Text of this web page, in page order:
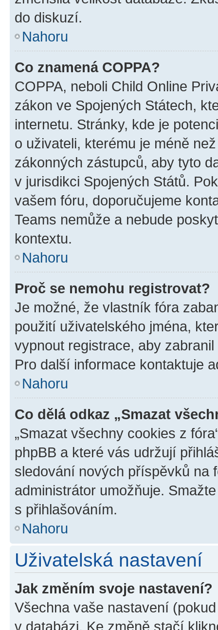
do diskuzí.
Nahoru
Co znamená COPPA?
COPPA, neboli Child Online
zákon ve Spojených Státech,
internetu. Stránky, kde je
o uživateli, kterému je méně
zákonných zástupců, aby tyto
v jurisdikci Spojených Států.
vašem fóru, doporučujeme
Teams nemůže a nebude
kontextu.
Nahoru
Proč se nemohu registrovat?
Je možné, že vlastník fóra
použití uživatelského jména,
vypnout registrace, aby
Pro další informace kontaktuje
Nahoru
Co dělá odkaz „Smazat
„Smazat všechny cookies z
phpBB a které vás udržují
sledování nových příspěvků na
administrátor umožňuje.
s přihlašováním.
Nahoru
Uživatelská nastavení
Jak změním svoje nastavení?
Všechna vaše nastavení
v databázi. Ke změně stačí